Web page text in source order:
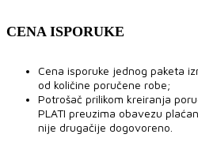
CENA ISPORUKE
Cena isporuke jednog paketa
od količine poručene robe;
Potrošač prilikom kreiranja
PLATI preuzima obavezu
nije drugačije dogovoreno.